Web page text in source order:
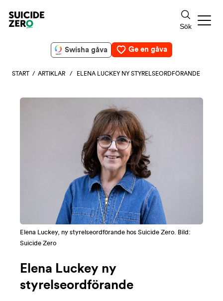
Swisha gåva Ge en gåva
START / ARTIKLAR / ELENA LUCKEY NY STYRELSEORDFÖRANDE
Elena Luckey, ny styrelseordförande hos Suicide Zero. Bild:
Suicide Zero
Elena Luckey ny
styrelseordförande